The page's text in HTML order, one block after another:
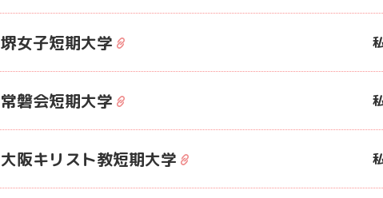
堺女子短期大学
常磐会短期大学
大阪キリスト教短期大学